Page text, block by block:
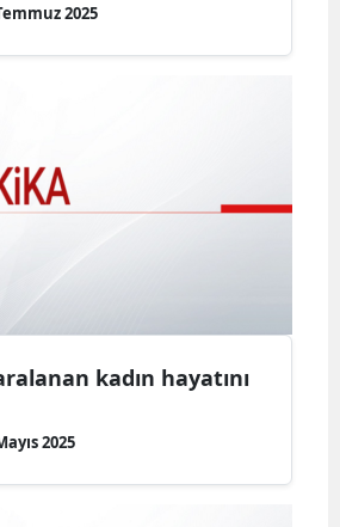
2025
kadın hayatını
2025